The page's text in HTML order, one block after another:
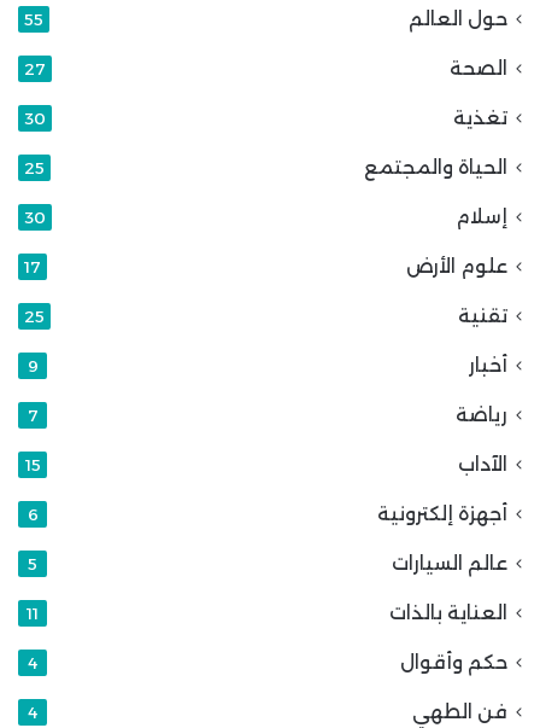
حول العالم 55
الصحة 27
تغذية 30
الحياة والمجتمع 25
إسلام 30
علوم الأرض 17
تقنية 25
أخبار 9
رياضة 7
الآداب 15
أجهزة إلكترونية 6
عالم السيارات 5
العناية بالذات 11
حكم وأقوال 4
فن الطهي 4